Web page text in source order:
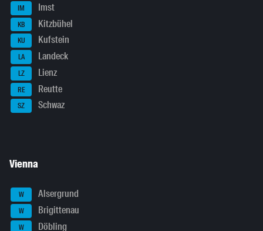
IM Imst
KB Kitzbühel
KU Kufstein
LA Landeck
LZ Lienz
RE Reutte
SZ Schwaz
Vienna
W Alsergrund
W Brigittenau
W Döbling